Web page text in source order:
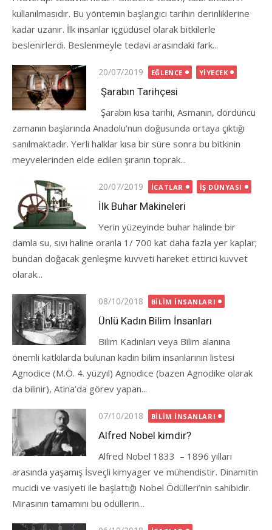
kullanılmasıdır. Bu yöntemin başlangıcı tarihin derinliklerine
kadar uzanır. İlk insanlar içgüdüsel olarak bitkilerle
beslenirlerdi. Beslenmeyle tedavi arasındaki fark...
Posted
on
20/07/2019 EĞLENCE YIYECEK
Şarabın Tarihçesi
Şarabın kısa tarihi, Asmanın, dördüncü
zamanın başlarında Anadolu’nun doğusunda ortaya çıktığı
sanılmaktadır. Yerli halklar kısa bir süre sonra bu bitkinin
meyvelerinden elde edilen şıranın toprak...
Posted
on
20/07/2019 İCATLAR İŞ DÜNYASI
İlk Buhar Makineleri
Yerin yüzeyinde buhar halinde bir
damla su, sıvı haline oranla 1/ 700 kat daha fazla yer kaplar;
bundan doğacak genleşme kuvveti hareket ettirici kuvvet
olarak...
Posted
on
08/10/2018 BILIM İNSANLARI
Ünlü Kadın Bilim İnsanları
Bilim Kadınları veya Bilim alanına
önemli katkılarda bulunan kadın bilim insanlarının listesi
Agnodice (M.Ö. 4. yüzyıl) Agnodice (bazen Agnodike olarak
da bilinir), Atina’da görev yapan...
Posted
on
07/10/2018 BILIM İNSANLARI
Alfred Nobel kimdir?
Alfred Nobel 1833 – 1896 yılları
arasında yaşamış İsveçli kimyager ve mühendistir. Dinamitin
mucidi ve vasiyeti ile başlattığı Nobel Ödülleri’nin sahibidir.
Mirasının tamamını bu ödüllerin...